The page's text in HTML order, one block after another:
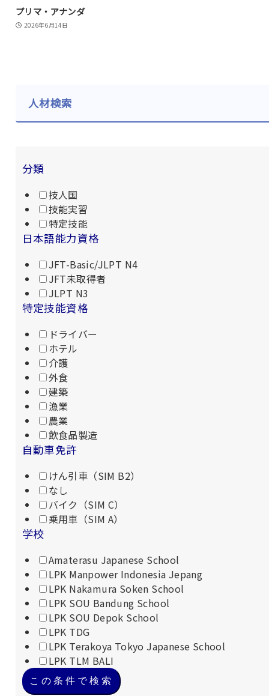
プリマ・アナンダ
2026年6月14日
人材検索
分類
技人国
技能実習
特定技能
日本語能力資格
JFT-Basic/JLPT N4
JFT未取得者
JLPT N3
特定技能資格
ドライバー
ホテル
介護
外食
建築
漁業
農業
飲食品製造
自動車免許
けん引車（SIM B2）
なし
バイク（SIM C）
乗用車（SIM A）
学校
Amaterasu Japanese School
LPK Manpower Indonesia Jepang
LPK Nakamura Soken School
LPK SOU Bandung School
LPK SOU Depok School
LPK TDG
LPK Terakoya Tokyo Japanese School
LPK TLM BALI
この条件で検索